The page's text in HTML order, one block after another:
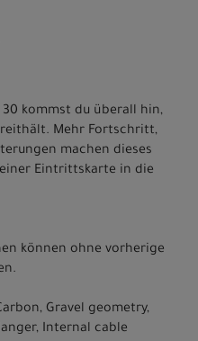
30 kommst du überall hin,
Mehr Fortschritt,
machen dieses
Eintrittskarte in die
können ohne vorherige
Gravel geometry,
Internal cable